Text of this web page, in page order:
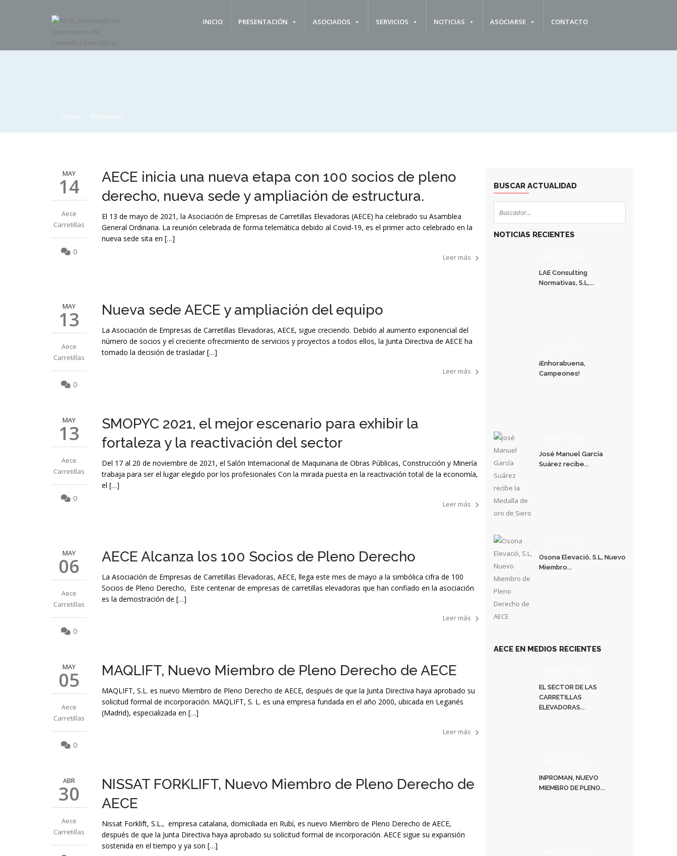
INICIO PRESENTACIÓN ASOCIADOS SERVICIOS NOTICIAS ASOCIARSE CONTACTO
Home Actualidad
MAY
14
Aece
Carretillas
0
AECE inicia una nueva etapa con 100 socios de pleno
derecho, nueva sede y ampliación de estructura.
El 13 de mayo de 2021, la Asociación de Empresas de Carretillas Elevadoras (AECE) ha celebrado su Asamblea
General Ordinaria. La reunión celebrada de forma telemática debido al Covid-19, es el primer acto celebrado en la
nueva sede sita en […]
Leer más
MAY
13
Aece
Carretillas
0
Nueva sede AECE y ampliación del equipo
La Asociación de Empresas de Carretillas Elevadoras, AECE, sigue creciendo. Debido al aumento exponencial del
número de socios y el creciente ofrecimiento de servicios y proyectos a todos ellos, la Junta Directiva de AECE ha
tomado la decisión de trasladar […]
Leer más
MAY
13
Aece
Carretillas
0
SMOPYC 2021, el mejor escenario para exhibir la
fortaleza y la reactivación del sector
Del 17 al 20 de noviembre de 2021, el Salón Internacional de Maquinaria de Obras Públicas, Construcción y Minería
trabaja para ser el lugar elegido por los profesionales Con la mirada puesta en la reactivación total de la economía,
el […]
Leer más
MAY
06
Aece
Carretillas
0
AECE Alcanza los 100 Socios de Pleno Derecho
La Asociación de Empresas de Carretillas Elevadoras, AECE, llega este mes de mayo a la simbólica cifra de 100
Socios de Pleno Derecho, Este centenar de empresas de carretillas elevadoras que han confiado en la asociación
es la demostración de […]
Leer más
MAY
05
Aece
Carretillas
0
MAQLIFT, Nuevo Miembro de Pleno Derecho de AECE
MAQLIFT, S.L. es nuevo Miembro de Pleno Derecho de AECE, después de que la Junta Directiva haya aprobado su
solicitud formal de incorporación. MAQLIFT, S. L. es una empresa fundada en el año 2000, ubicada en Leganés
(Madrid), especializada en […]
Leer más
ABR
30
Aece
Carretillas
NISSAT FORKLIFT, Nuevo Miembro de Pleno Derecho de
AECE
Nissat Forklift, S.L., empresa catalana, domiciliada en Rubí, es nuevo Miembro de Pleno Derecho de AECE,
después de que la Junta Directiva haya aprobado su solicitud formal de incorporación. AECE sigue su expansión
sostenida en el tiempo y ya son […]
BUSCAR ACTUALIDAD
NOTICIAS RECIENTES
LAE Consulting
Normativas, S.L,...
¡Enhorabuena,
Campeones!
José Manuel García
Suárez recibe...
Osona Elevació, S.L, Nuevo
Miembro...
AECE EN MEDIOS RECIENTES
EL SECTOR DE LAS
CARRETILLAS
ELEVADORAS...
INPROMAN, NUEVO
MIEMBRO DE PLENO...